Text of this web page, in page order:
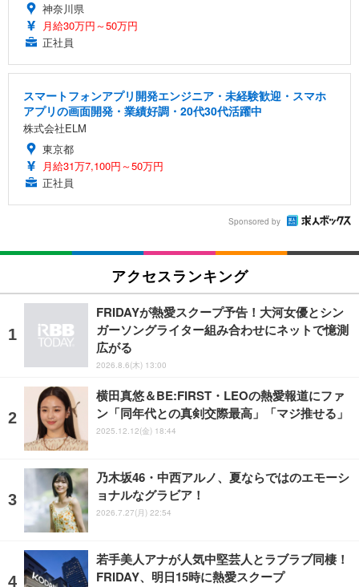
神奈川県
月給30万円～50万円
正社員
スマートフォンアプリ開発エンジニア・未経験歓迎・スマホ
アプリの画面開発・業績好調・20代30代活躍中
株式会社ELM
東京都
月給31万7,100円～50万円
正社員
Sponsored by
アクセスランキング
FRIDAYが熱愛スクープ予告！大河女優とシン
ガーソングライター組み合わせにネットで憶測
広がる
2026.8.6(木) 13:00
横田真悠＆BE:FIRST・LEOの熱愛報道にファ
ン「同年代との真剣交際最高」「マジ推せる」
2025.12.12(金) 18:44
乃木坂46・中西アルノ、夏ならではのエモーシ
ョナルなグラビア！
2026.7.27(月) 22:54
若手美人アナが人気中堅芸人とラブラブ同棲！
FRIDAY、明日15時に熱愛スクープ